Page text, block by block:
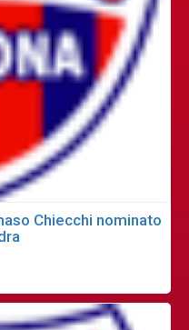
Chiecchi nominato